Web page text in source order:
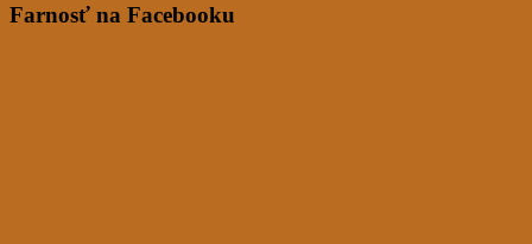
Farnosť na Facebooku